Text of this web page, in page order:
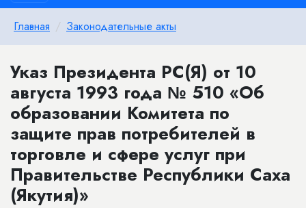
Главная Законодательные акты
Указ Президента РС(Я) от 10
августа 1993 года № 510 «Об
образовании Комитета по
защите прав потребителей в
торговле и сфере услуг при
Правительстве Республики Саха
(Якутия)»